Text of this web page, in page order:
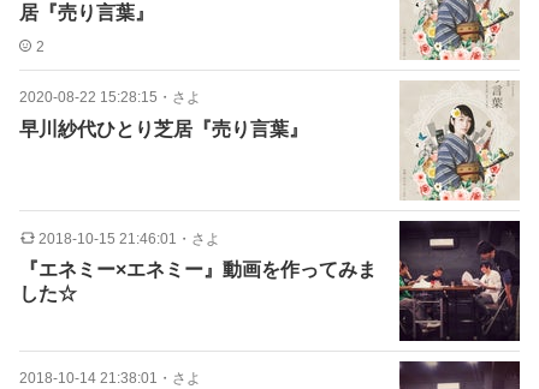
居『売り言葉』
2
2020-08-22 15:28:15 ・ さよ
早川紗代ひとり芝居『売り言葉』
2018-10-15 21:46:01 ・ さよ
『エネミー×エネミー』動画を作ってみま
した☆
2018-10-14 21:38:01 ・ さよ